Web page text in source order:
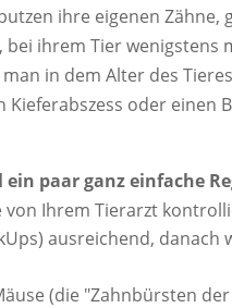
ihre eigenen
ihrem Tier wenigstens
in dem Alter des
oder
paar ganz einfache
von Ihrem Tierarzt
ausreichend,
(die "Zahnbürsten